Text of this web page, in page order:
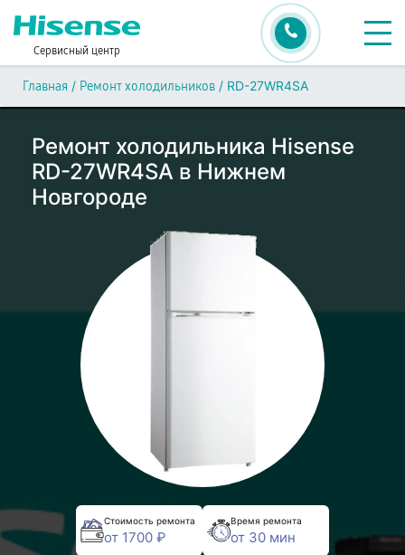
Сервисный центр
Главная / Ремонт холодильников / RD-27WR4SA
Ремонт холодильника Hisense
RD-27WR4SA в Нижнем
Новгороде
Стоимость ремонта
от 1700 ₽
Время ремонта
от 30 мин